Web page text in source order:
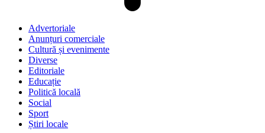
Advertoriale
Anunțuri comerciale
Cultură și evenimente
Diverse
Editoriale
Educație
Politică locală
Social
Sport
Știri locale